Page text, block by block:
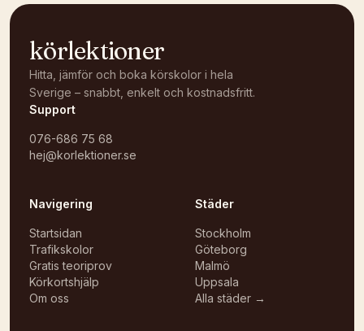
körlektioner
Hitta, jämför och boka körskolor i hela
Sverige – snabbt, enkelt och kostnadsfritt.
Support
076-686 75 68
hej@korlektioner.se
Navigering
Startsidan
Trafikskolor
Gratis teoriprov
Körkortshjälp
Om oss
Städer
Stockholm
Göteborg
Malmö
Uppsala
Alla städer →